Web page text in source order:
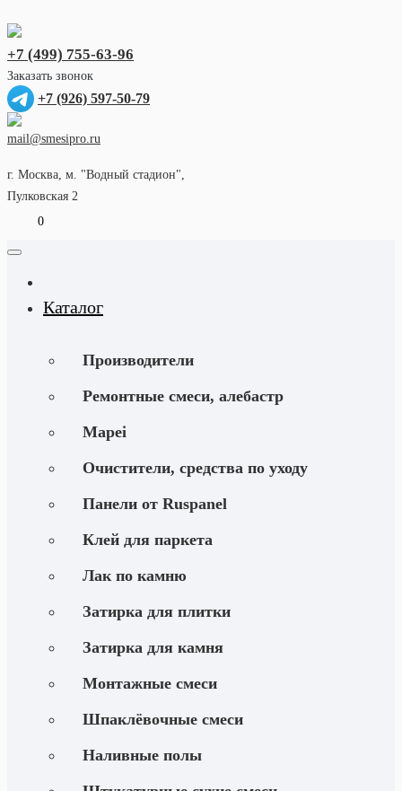
+7 (499) 755-63-96
Заказать звонок
+7 (926) 597-50-79
mail@smesipro.ru
г. Москва, м. "Водный стадион",
Пулковская 2
0
Каталог
Производители
Ремонтные смеси, алебастр
Mapei
Очистители, средства по уходу
Панели от Ruspanel
Клей для паркета
Лак по камню
Затирка для плитки
Затирка для камня
Монтажные смеси
Шпаклёвочные смеси
Наливные полы